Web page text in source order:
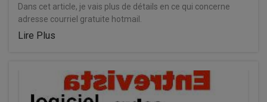
Dans cet article, je vais plus de détails en ce qui concerne
adresse courriel gratuite hotmail.
Lire Plus